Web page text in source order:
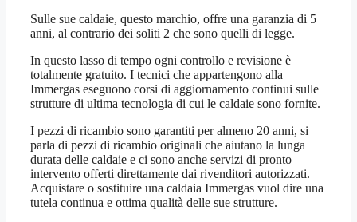
Sulle sue caldaie, questo marchio, offre una garanzia di 5
anni, al contrario dei soliti 2 che sono quelli di legge.
In questo lasso di tempo ogni controllo e revisione è
totalmente gratuito. I tecnici che appartengono alla
Immergas eseguono corsi di aggiornamento continui sulle
strutture di ultima tecnologia di cui le caldaie sono fornite.
I pezzi di ricambio sono garantiti per almeno 20 anni, si
parla di pezzi di ricambio originali che aiutano la lunga
durata delle caldaie e ci sono anche servizi di pronto
intervento offerti direttamente dai rivenditori autorizzati.
Acquistare o sostituire una caldaia Immergas vuol dire una
tutela continua e ottima qualità delle sue strutture.